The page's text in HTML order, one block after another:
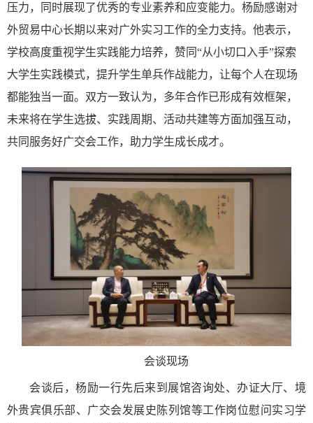
压力，同时展现了优秀的专业素养和应变能力。杨励感谢对
外贸易中心长期以来对广外实习工作的全力支持。他表示，
学校高度重视学生实践能力培养，赞同“从小切口入手”探索
大学生实践模式，提升学生单兵作战能力，让每个人在现场
都能独当一面。双方一致认为，多年合作已形成有效框架，
未来将在学生选拔、实践周期、活动共建等方面加强互动，
共同服务好广交会工作，助力学生成长成才。
会谈现场
会谈后，杨励一行先后来到展馆咨询处、办证大厅、境
外贵宾俱乐部、广交会发展史陈列馆等工作岗位慰问实习学